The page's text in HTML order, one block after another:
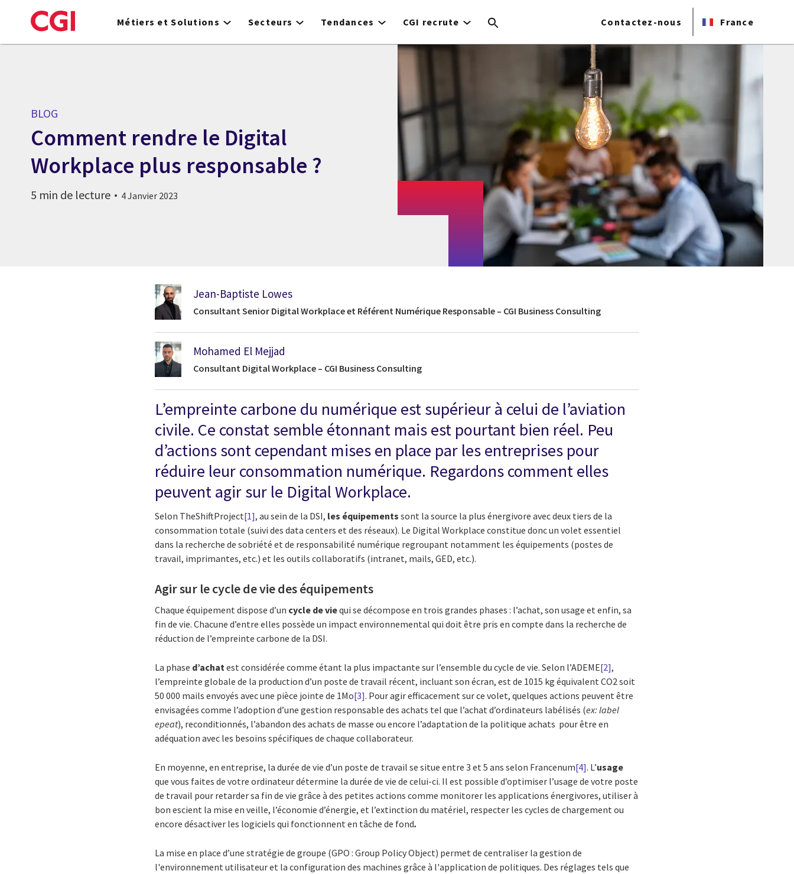
to
Métiers et Solutions Secteurs Tendances CGI recrute Contactez-nous France
BLOG
Comment rendre le Digital
Workplace plus responsable ?
5 min de lecture 4 Janvier 2023
Jean-Baptiste Lowes
Consultant Senior Digital Workplace et Référent Numérique Responsable – CGI Business Consulting
Mohamed El Mejjad
Consultant Digital Workplace – CGI Business Consulting
L’empreinte carbone du numérique est supérieur à celui de l’aviation
civile. Ce constat semble étonnant mais est pourtant bien réel. Peu
d’actions sont cependant mises en place par les entreprises pour
réduire leur consommation numérique. Regardons comment elles
peuvent agir sur le Digital Workplace.
Selon TheShiftProject[1], au sein de la DSI, les équipements sont la source la plus énergivore avec deux tiers de la
consommation totale (suivi des data centers et des réseaux). Le Digital Workplace constitue donc un volet essentiel
dans la recherche de sobriété et de responsabilité numérique regroupant notamment les équipements (postes de
travail, imprimantes, etc.) et les outils collaboratifs (intranet, mails, GED, etc.).
Agir sur le cycle de vie des équipements
Chaque équipement dispose d’un cycle de viequi se décompose en trois grandes phases : l’achat, son usage et enfin, sa
fin de vie. Chacune d’entre elles possède un impact environnemental qui doit être pris en compte dans la recherche de
réduction de l’empreinte carbone de la DSI.
La phase d’achat est considérée comme étant la plus impactante sur l’ensemble du cycle de vie. Selon l’ADEME[2],
l’empreinte globale de la production d’un poste de travail récent, incluant son écran, est de 1015 kg équivalent CO2 soit
50 000 mails envoyés avec une pièce jointe de 1Mo[3]. Pour agir efficacement sur ce volet, quelques actions peuvent être
envisagées comme l’adoption d’une gestion responsable des achats tel que l’achat d’ordinateurs labélisés (ex: label
epeat), reconditionnés, l’abandon des achats de masse ou encore l’adaptation de la politique achats pour être en
adéquation avec les besoins spécifiques de chaque collaborateur.
En moyenne, en entreprise, la durée de vie d’un poste de travail se situe entre 3 et 5 ans selon Francenum[4]. L’usage
que vous faites de votre ordinateur détermine la durée de vie de celui-ci. Il est possible d’optimiser l’usage de votre poste
de travail pour retarder sa fin de vie grâce à des petites actions comme monitorer les applications énergivores, utiliser à
bon escient la mise en veille, l’économie d’énergie, et l’extinction du matériel, respecter les cycles de chargement ou
encore désactiver les logiciels qui fonctionnent en tâche de fond.
La mise en place d’une stratégie de groupe (GPO : Group Policy Object) permet de centraliser la gestion de
l'environnement utilisateur et la configuration des machines grâce à l'application de politiques. Des réglages tels que